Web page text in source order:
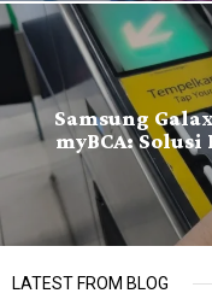
Samsung
myBCA: Solusi
LATEST FROM BLOG